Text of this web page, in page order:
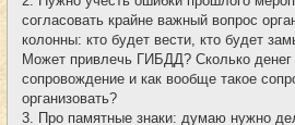
согласовать крайне важный вопрос
колонны: кто будет вести, кто будет
Может привлечь ГИБДД? Сколько денег
сопровождение и как вообще такое
организовать?
3. Про памятные знаки: думаю нужно